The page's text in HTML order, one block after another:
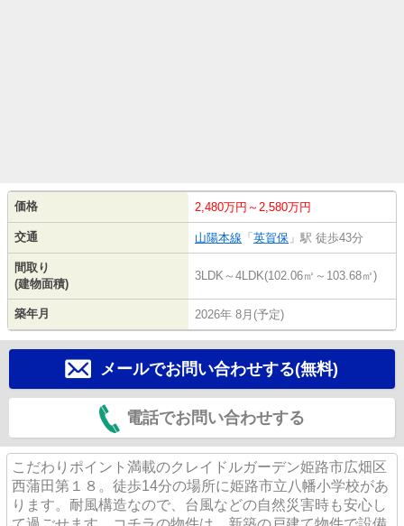
価格 2,480万円～2,580万円
交通 山陽本線 「英賀保 」駅 徒歩43分
間取り
(建物面積)
3LDK～4LDK(102.06㎡～103.68㎡)
築年月 2026年 8月(予定)
メールでお問い合わせする(無料)
電話でお問い合わせする
こだわりポイント満載のクレイドルガーデン姫路市広畑区
西蒲田第１８。徒歩14分の場所に姫路市立八幡小学校があ
ります。耐風構造なので、台風などの自然災害時も安心し